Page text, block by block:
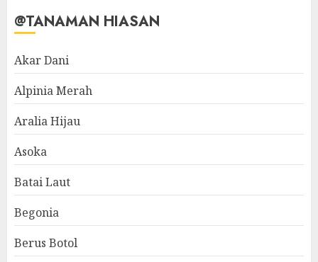
@TANAMAN HIASAN
Akar Dani
Alpinia Merah
Aralia Hijau
Asoka
Batai Laut
Begonia
Berus Botol